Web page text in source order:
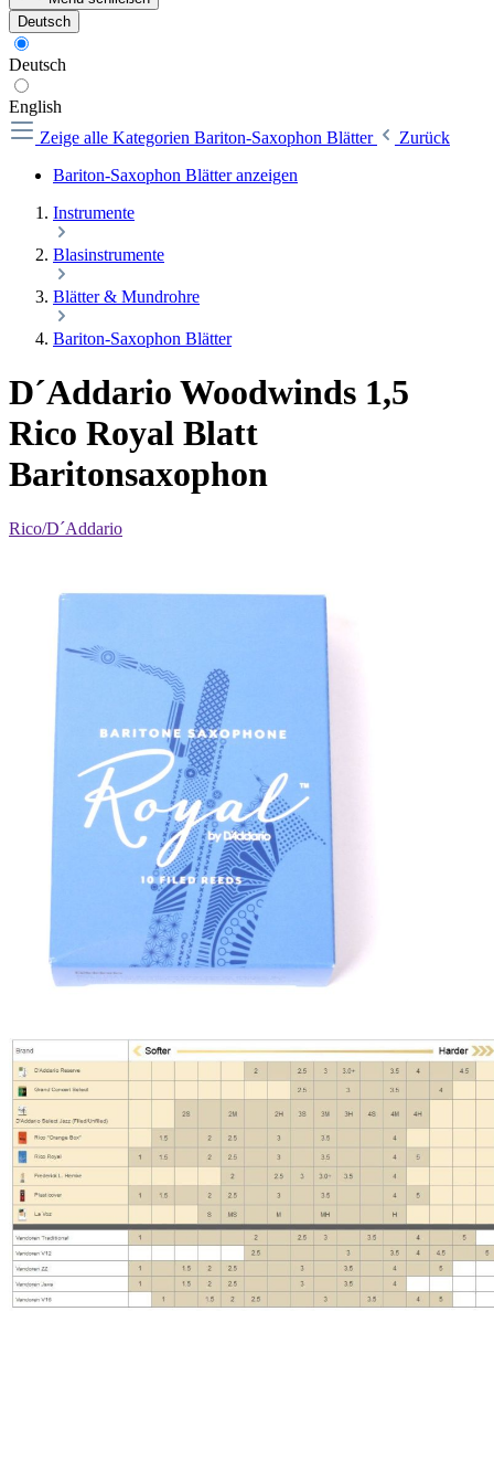
Deutsch
Deutsch
English
Zeige alle Kategorien Bariton-Saxophon Blätter
Zurück
Bariton-Saxophon Blätter anzeigen
Instrumente
Blasinstrumente
Blätter & Mundrohre
Bariton-Saxophon Blätter
D´Addario Woodwinds 1,5
Rico Royal Blatt
Baritonsaxophon
Rico/D´Addario